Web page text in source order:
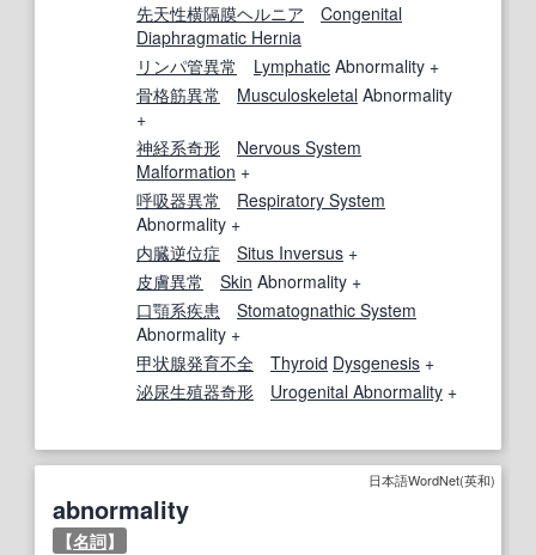
先天性横隔膜ヘルニア
Congenital
Diaphragmatic Hernia
リンパ管異常 Lymphatic Abnormality +
骨格筋異常 Musculoskeletal Abnormality
+
神経系奇形
Nervous System
Malformation +
呼吸器異常
Respiratory System
Abnormality +
内臓逆位症
Situs Inversus +
皮膚異常 Skin Abnormality +
口顎系疾患
Stomatognathic System
Abnormality +
甲状腺発育不全
Thyroid Dysgenesis +
泌尿生殖器奇形
Urogenital Abnormality +
日本語WordNet(英和)
abnormality
【名詞】